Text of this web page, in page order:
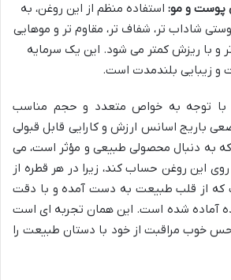
پوست و مو: استفاده منظم از این روغن، به
شاداب تر، شفاف تر، مقاوم تر و موهایی
و با ریزش کمتر می شود. این یک سرمایه
و زیبایی بلندمدت است.
با توجه به خواص متعدد و حجم مناسب
باریج اسانس ارزش و کارایی قابل قبولی
که به دنبال محصولی طبیعی و مؤثر است، می
روی این روغن حساب کند، زیرا در هر قطره از
که از قلب طبیعت به دست آمده و با دقت
آماده شده است. این همان تجربه ای است
حس خوب مراقبت از خود با دستان طبیعت را